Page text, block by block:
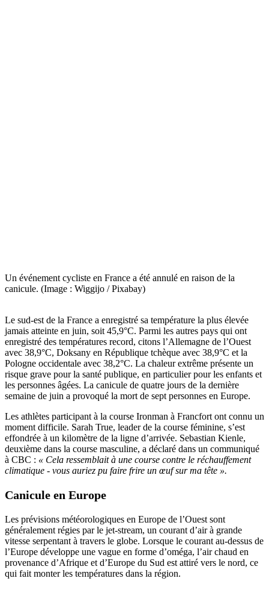
Un événement cycliste en France a été annulé en raison de la
canicule. (Image : Wiggijo / Pixabay)
Le sud-est de la France a enregistré sa température la plus élevée
jamais atteinte en juin, soit 45,9°C. Parmi les autres pays qui ont
enregistré des températures record, citons l’Allemagne de l’Ouest
avec 38,9°C, Doksany en République tchèque avec 38,9°C et la
Pologne occidentale avec 38,2°C. La chaleur extrême présente un
risque grave pour la santé publique, en particulier pour les enfants et
les personnes âgées. La canicule de quatre jours de la dernière
semaine de juin a provoqué la mort de sept personnes en Europe.
Les athlètes participant à la course Ironman à Francfort ont connu un
moment difficile. Sarah True, leader de la course féminine, s’est
effondrée à un kilomètre de la ligne d’arrivée. Sebastian Kienle,
deuxième dans la course masculine, a déclaré dans un communiqué
à CBC : « Cela ressemblait à une course contre le réchauffement
climatique - vous auriez pu faire frire un œuf sur ma tête ».
Canicule en Europe
Les prévisions météorologiques en Europe de l’Ouest sont
généralement régies par le jet-stream, un courant d’air à grande
vitesse serpentant à travers le globe. Lorsque le courant au-dessus de
l’Europe développe une vague en forme d’oméga, l’air chaud en
provenance d’Afrique et d’Europe du Sud est attiré vers le nord, ce
qui fait monter les températures dans la région.